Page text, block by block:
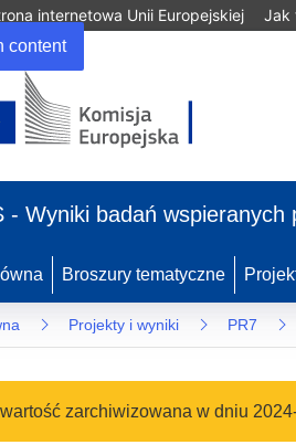
content
internetowa Unii Europejskiej Jak
- Wyniki badań wspieranych
Broszury tematyczne
Projekty i wyniki PR7
zarchiwizowana w dniu